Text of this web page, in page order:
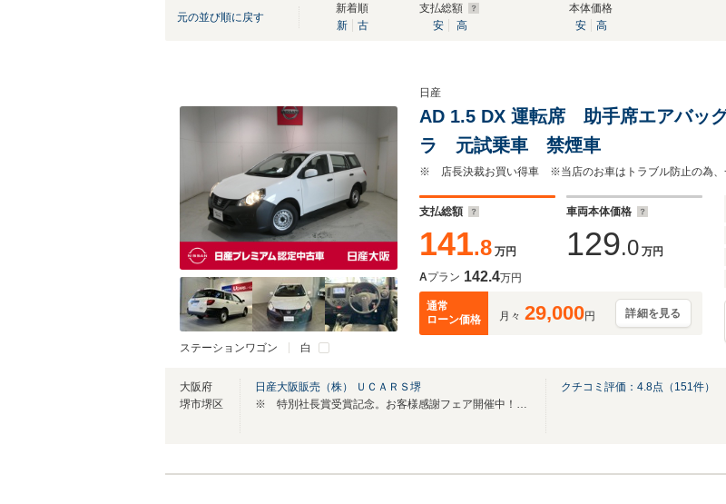
元の並び順に戻す
新着順
新
古
支払総額
安
高
本体価格
安
高
ステーションワゴン 白
日産
AD 1.5 DX 運転席 助手席エアバッ
ラ 元試乗車 禁煙車
※ 店長決裁お買い得車 ※当店のお車はトラブル防止の為、
支払総額
141.8 万円
車両本体価格
129.0 万円
Aプラン 142.4万円
通常
ローン価格
月々 29,000円 詳細を見る
大阪府
堺市堺区
日産大阪販売（株） ＵＣＡＲＳ堺
※ 特別社長賞受賞記念。お客様感謝フェア開催中！ご来店お待ちしております。※
クチコミ評価： 4.8点（ 151件）